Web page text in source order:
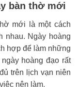
bàn thờ mới
mới là một cách
nhau. Ngày hoàng
hợp để làm những
hoàng đạo rất
trên lịch vạn niên
nên làm.